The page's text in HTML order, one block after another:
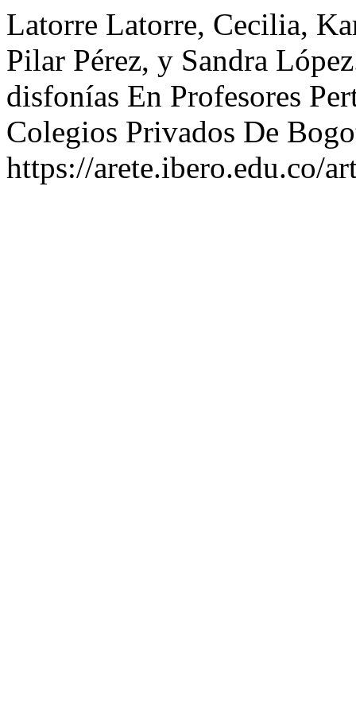
Latorre Latorre, Cecilia,
Pilar Pérez, y Sandra
disfonías En Profesores
Colegios Privados De
https://arete.ibero.edu.co/